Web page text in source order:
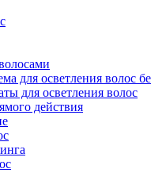
для осветления волос
для осветления волос
действия